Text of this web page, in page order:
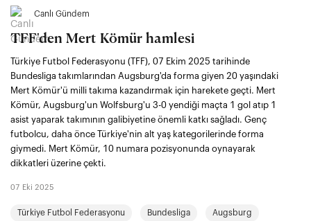
Canlı Gündem
TFF'den Mert Kömür hamlesi
Türkiye Futbol Federasyonu (TFF), 07 Ekim 2025 tarihinde
Bundesliga takımlarından Augsburg'da forma giyen 20 yaşındaki
Mert Kömür'ü milli takıma kazandırmak için harekete geçti. Mert
Kömür, Augsburg'un Wolfsburg'u 3-0 yendiği maçta 1 gol atıp 1
asist yaparak takımının galibiyetine önemli katkı sağladı. Genç
futbolcu, daha önce Türkiye'nin alt yaş kategorilerinde forma
giymedi. Mert Kömür, 10 numara pozisyonunda oynayarak
dikkatleri üzerine çekti.
07 Eki 2025
Türkiye Futbol Federasyonu Bundesliga Augsburg